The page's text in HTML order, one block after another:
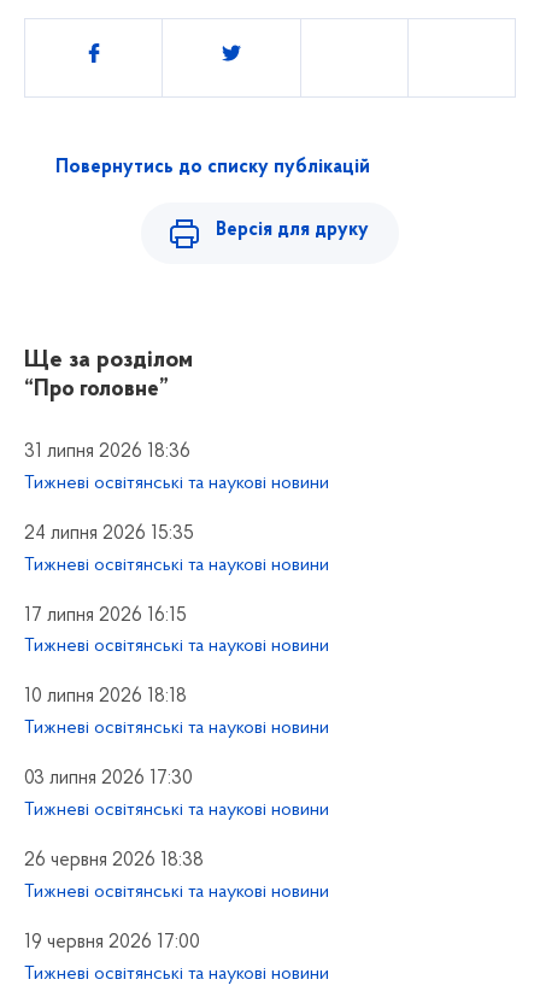
Поділитись
Повернутись до списку публікацій
Версія для друку
Ще за розділом
“Про головне”
31 липня 2026 18:36
Тижневі освітянські та наукові новини
24 липня 2026 15:35
Тижневі освітянські та наукові новини
17 липня 2026 16:15
Тижневі освітянські та наукові новини
10 липня 2026 18:18
Тижневі освітянські та наукові новини
03 липня 2026 17:30
Тижневі освітянські та наукові новини
26 червня 2026 18:38
Тижневі освітянські та наукові новини
19 червня 2026 17:00
Тижневі освітянські та наукові новини